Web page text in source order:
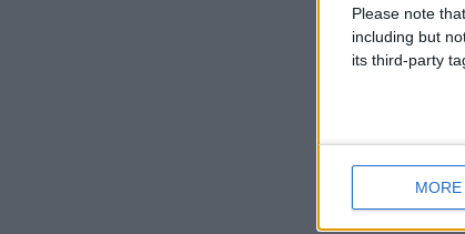
Please note
including but
its third-party